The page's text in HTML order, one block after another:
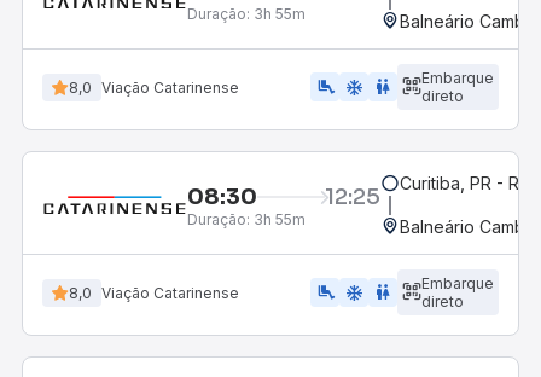
Duração: 3h 55m Balneário
8,0 Viação Catarinense airline_seat_legroom_extra ac_unit WC
Embarque
direto
08:30 12:25
Duração: 3h 55m
Curitiba, PR -
Balneário
8,0 Viação Catarinense airline_seat_legroom_extra ac_unit wc
Embarque
direto